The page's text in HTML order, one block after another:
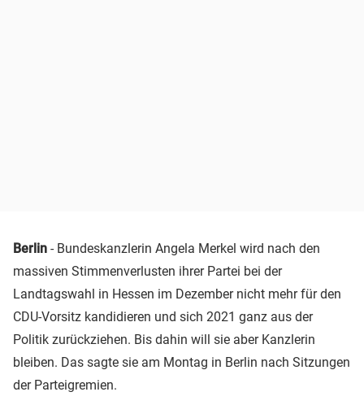
Berlin - Bundeskanzlerin Angela Merkel wird nach den
massiven Stimmenverlusten ihrer Partei bei der
Landtagswahl in Hessen im Dezember nicht mehr für den
CDU-Vorsitz kandidieren und sich 2021 ganz aus der
Politik zurückziehen. Bis dahin will sie aber Kanzlerin
bleiben. Das sagte sie am Montag in Berlin nach Sitzungen
der Parteigremien.